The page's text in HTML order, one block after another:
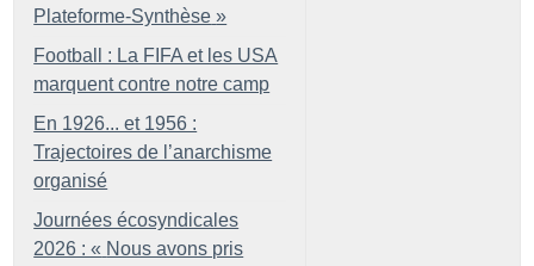
Plateforme-Synthèse »
Football : La FIFA et les USA
marquent contre notre camp
En 1926... et 1956 :
Trajectoires de l’anarchisme
organisé
Journées écosyndicales
2026 : « Nous avons pris